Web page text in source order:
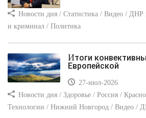
Новости дня / Статистика / Видео /
и криминал / Политика
Итоги конвективных штормов на юге
Европейской
27-июл-2026
Новости дня / Здоровье / Россия /
Технологии / Нижний Новгород / Видео /